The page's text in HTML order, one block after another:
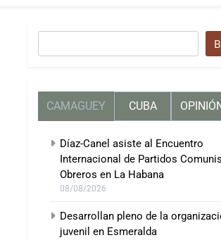
CAMAGUEY CUBA
Díaz-Canel asiste al Encuentro
Internacional de Partidos
Obreros en La Habana
08/08/2026
Desarrollan pleno de la
juvenil en Esmeralda